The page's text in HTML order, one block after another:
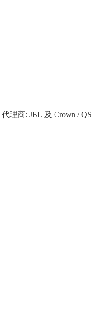
理商: JBL 及 Crown /